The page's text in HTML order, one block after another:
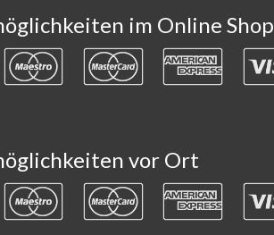
im Online Shop
vor Ort